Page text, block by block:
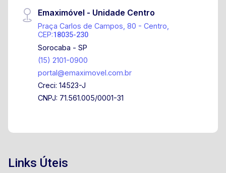
Emaximóvel - Unidade Centro
Praça Carlos de Campos, 80 - Centro,
CEP:18035-230
Sorocaba - SP
(15) 2101-0900
portal@emaximovel.com.br
Creci: 14523-J
CNPJ: 71.561.005/0001-31
Links Úteis